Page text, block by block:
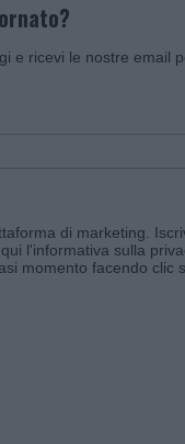
e ricevi le nostre email
di marketing.
l'informativa sulla
momento facendo clic